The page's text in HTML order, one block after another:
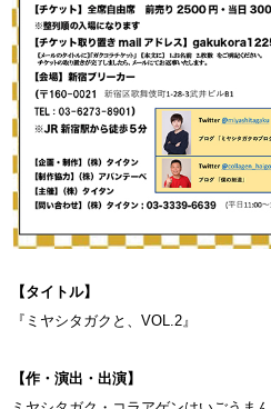
【タイトル】
『ミヤシタガクと、VOL.2』
【作・演出・出演】